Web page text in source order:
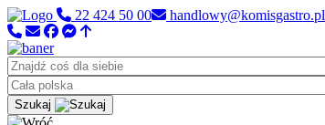
22 424 50 00 handlowy@komisgastro.pl
Szukaj